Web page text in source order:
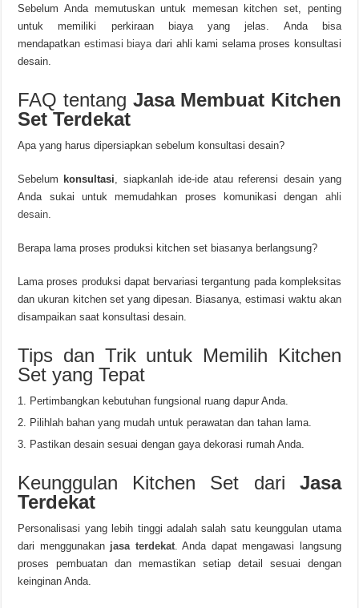
Sebelum Anda memutuskan untuk memesan kitchen set, penting
untuk memiliki perkiraan biaya yang jelas. Anda bisa
mendapatkan estimasi biayadari ahli kami selama proses konsultasi
desain.
FAQ tentang Jasa Membuat Kitchen
Set Terdekat
Apa yang harus dipersiapkan sebelum konsultasi desain?
Sebelum konsultasi, siapkanlah ide-ide atau referensi desain yang
Anda sukai untuk memudahkan proses komunikasi dengan ahli
desain.
Berapa lama proses produksi kitchen set biasanya berlangsung?
Lama proses produksi dapat bervariasi tergantung pada kompleksitas
dan ukuran kitchen set yang dipesan. Biasanya, estimasi waktu akan
disampaikan saat konsultasi desain.
Tips dan Trik untuk Memilih Kitchen
Set yang Tepat
Pertimbangkan kebutuhan fungsional ruang dapur Anda.
Pilihlah bahan yang mudah untuk perawatan dan tahan lama.
Pastikan desain sesuai dengan gaya dekorasi rumah Anda.
Keunggulan Kitchen Set dari Jasa
Terdekat
Personalisasi yang lebih tinggi adalah salah satu keunggulan utama
dari menggunakan jasa terdekat. Anda dapat mengawasi langsung
proses pembuatan dan memastikan setiap detail sesuai dengan
keinginan Anda.